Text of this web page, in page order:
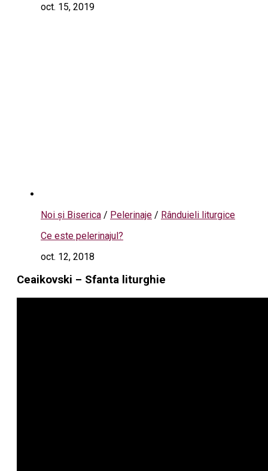
oct. 15, 2019
Noi și Biserica / Pelerinaje / Rânduieli liturgice
Ce este pelerinajul?
oct. 12, 2018
Ceaikovski – Sfanta liturghie